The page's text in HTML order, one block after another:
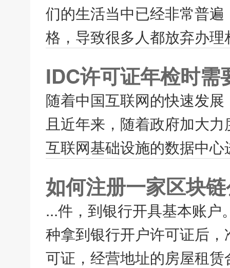
们的生活当中已经非常普
格，导致很多人都放弃办
IDC许可证年检时需
随着中国互联网的快速发
且近年来，随着政府加大
互联网基础设施的数据中
如何注册一家区块
...件，到银行开具基本账
种拿到银行开户许可证后
可证，经营地址的房屋租